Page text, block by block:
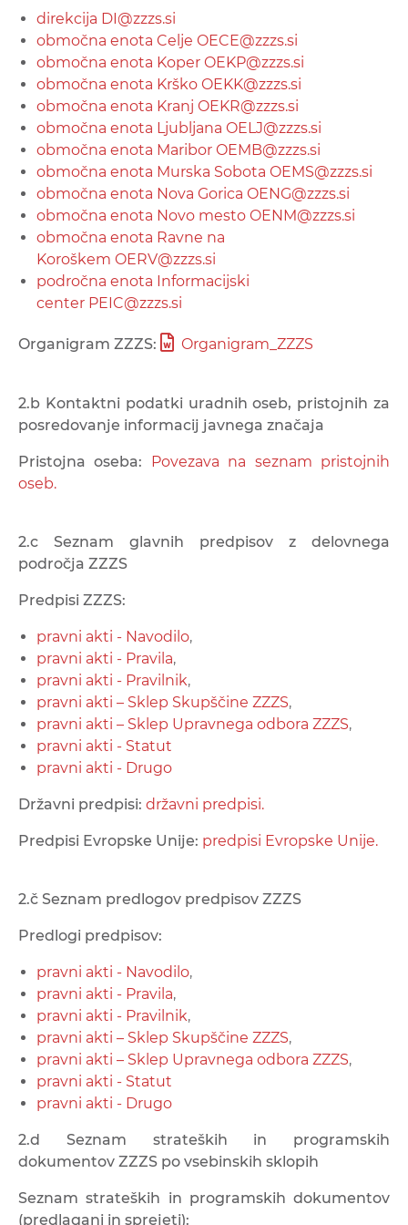
direkcija DI@zzzs.si
območna enota Celje OECE@zzzs.si
območna enota Koper OEKP@zzzs.si
območna enota Krško OEKK@zzzs.si
območna enota Kranj OEKR@zzzs.si
območna enota Ljubljana OELJ@zzzs.si
območna enota Maribor OEMB@zzzs.si
območna enota Murska Sobota OEMS@zzzs.si
območna enota Nova Gorica OENG@zzzs.si
območna enota Novo mesto OENM@zzzs.si
območna enota Ravne na
Koroškem OERV@zzzs.si
področna enota Informacijski
center PEIC@zzzs.si
Organigram ZZZS: Organigram_ZZZS
2.b Kontaktni podatki uradnih oseb, pristojnih za
posredovanje informacij javnega značaja
Pristojna oseba: Povezava na seznam pristojnih
oseb.
2.c Seznam glavnih predpisov z delovnega
področja ZZZS
Predpisi ZZZS:
pravni akti - Navodilo,
pravni akti - Pravila,
pravni akti - Pravilnik,
pravni akti – Sklep Skupščine ZZZS,
pravni akti – Sklep Upravnega odbora ZZZS,
pravni akti - Statut
pravni akti - Drugo
Državni predpisi: državni predpisi.
Predpisi Evropske Unije: predpisi Evropske Unije.
2.č Seznam predlogov predpisov ZZZS
Predlogi predpisov:
pravni akti - Navodilo,
pravni akti - Pravila,
pravni akti - Pravilnik,
pravni akti – Sklep Skupščine ZZZS,
pravni akti – Sklep Upravnega odbora ZZZS,
pravni akti - Statut
pravni akti - Drugo
2.d Seznam strateških in programskih
dokumentov ZZZS po vsebinskih sklopih
Seznam strateških in programskih dokumentov
(predlagani in sprejeti):